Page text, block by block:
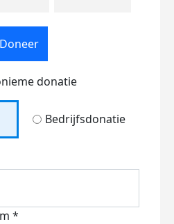
Doneer
donatie
Bedrijfsdonatie
*